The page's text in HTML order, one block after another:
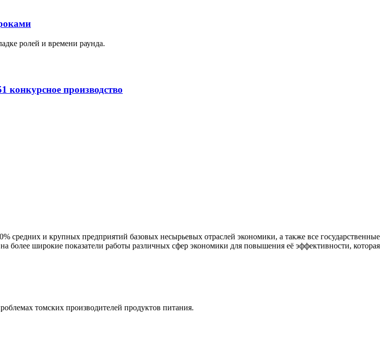
ролей и времени раунда.
производство
средних и крупных предприятий базовых несырьевых отраслей экономики, а также все государственные
широкие показатели работы различных сфер экономики для повышения её эффективности, которая
томских производителей продуктов питания.